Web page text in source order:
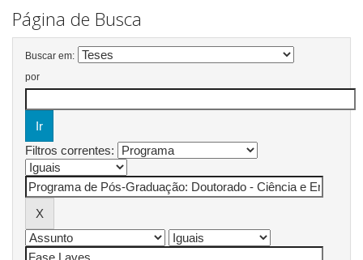
Página de Busca
Buscar em:
por
Filtros correntes: